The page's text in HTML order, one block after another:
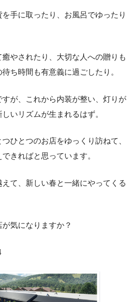
手に取ったり、お風呂でゆったり
やされたり、大切な人への贈りも
ち時間も有意義に過ごしたり。
が、これから内装が整い、灯りが
いリズムが生まれるはず。
ひとつのお店をゆっくり訪ねて、
きればと思っています。
て、新しい春と一緒にやってくる
気になりますか？